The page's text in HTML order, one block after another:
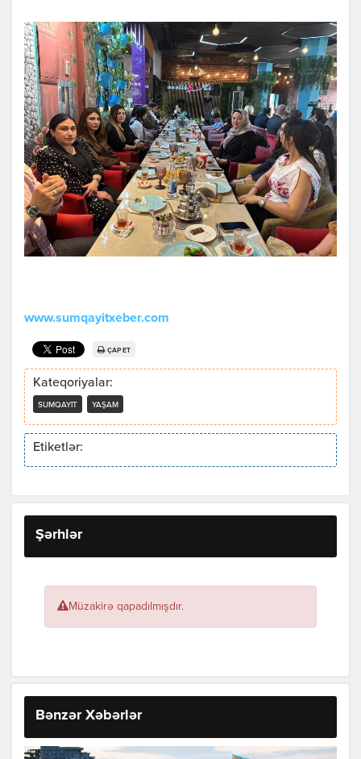
www.sumqayitxeber.com
ÇAP ET
Kateqoriyalar:
SUMQAYIT YAŞAM
Etiketlər:
Şərhlər
Müzakirə qapadılmışdır.
Bənzər Xəbərlər